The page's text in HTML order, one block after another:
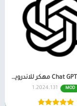
تحميل Chat GPT 4 مهكر للاندرويد بالعربي
MOD
1.2024.131